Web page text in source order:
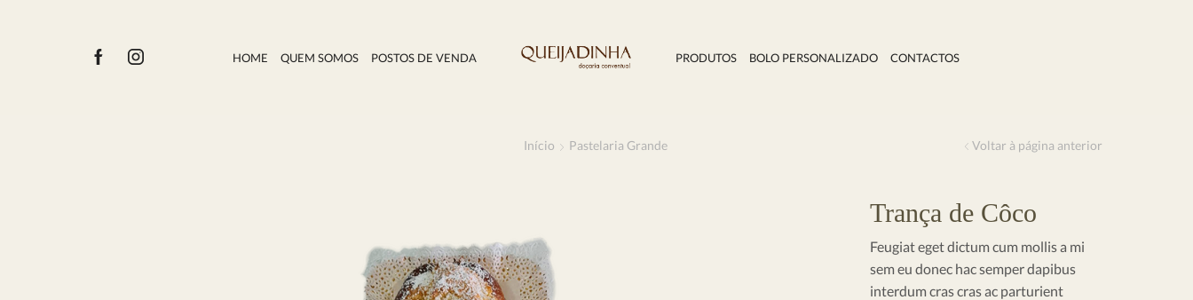
HOME QUEM SOMOS POSTOS DE VENDA PRODUTOS BOLO PERSONALIZADO CONTACTOS
Início Pastelaria Grande Voltar à página anterior
Trança de Côco
Feugiat eget dictum cum mollis a mi
sem eu donec hac semper dapibus
interdum cras cras ac parturient